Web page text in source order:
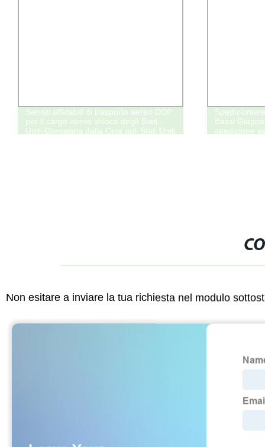
Servizi affidabili di trasporto aereo DDP
per il cargo aereo veloce degli Stati
Uniti Consegna dalla Cina agli Stati Uniti
Bassi
spedizione
Non esitare a inviare la tua richiesta nel modulo